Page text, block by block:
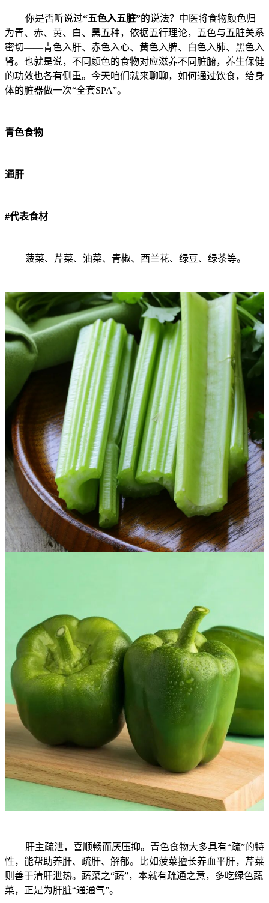
你是否听说过“五色入五脏”的说法？中医将食物颜色归
为青、赤、黄、白、黑五种，依据五行理论，五色与五脏关系
密切——青色入肝、赤色入心、黄色入脾、白色入肺、黑色入
肾。也就是说，不同颜色的食物对应滋养不同脏腑，养生保健
的功效也各有侧重。今天咱们就来聊聊，如何通过饮食，给身
体的脏器做一次“全套SPA”。
青色食物
通肝
#代表食材
菠菜、芹菜、油菜、青椒、西兰花、绿豆、绿茶等。
肝主疏泄，喜顺畅而厌压抑。青色食物大多具有“疏”的特
性，能帮助养肝、疏肝、解郁。比如菠菜擅长养血平肝，芹菜
则善于清肝泄热。蔬菜之“蔬”，本就有疏通之意，多吃绿色蔬
菜，正是为肝脏“通通气”。